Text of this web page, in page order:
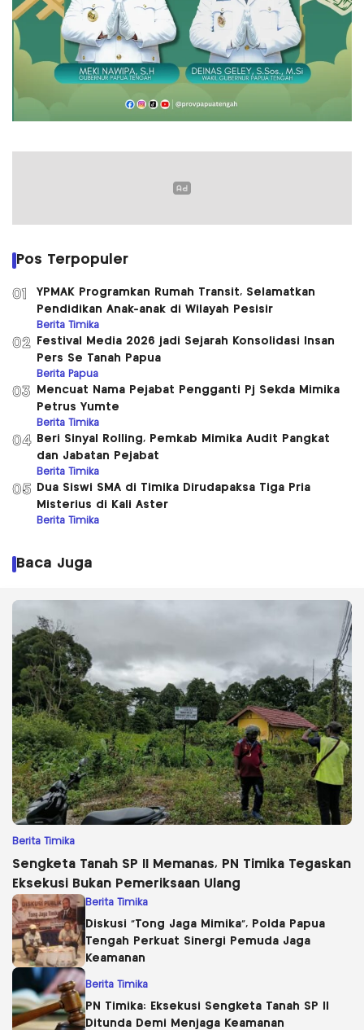
Pos Terpopuler
01
YPMAK Programkan Rumah Transit, Selamatkan
Pendidikan Anak-anak di Wilayah Pesisir
Berita Timika
02
Festival Media 2026 jadi Sejarah Konsolidasi Insan
Pers Se Tanah Papua
Berita Papua
03
Mencuat Nama Pejabat Pengganti Pj Sekda Mimika
Petrus Yumte
Berita Timika
04
Beri Sinyal Rolling, Pemkab Mimika Audit Pangkat
dan Jabatan Pejabat
Berita Timika
05
Dua Siswi SMA di Timika Dirudapaksa Tiga Pria
Misterius di Kali Aster
Berita Timika
Baca Juga
Berita Timika
Sengketa Tanah SP II Memanas, PN Timika Tegaskan
Eksekusi Bukan Pemeriksaan Ulang
Berita Timika
Diskusi “Tong Jaga Mimika”, Polda Papua
Tengah Perkuat Sinergi Pemuda Jaga
Keamanan
Berita Timika
PN Timika: Eksekusi Sengketa Tanah SP II
Ditunda Demi Menjaga Keamanan